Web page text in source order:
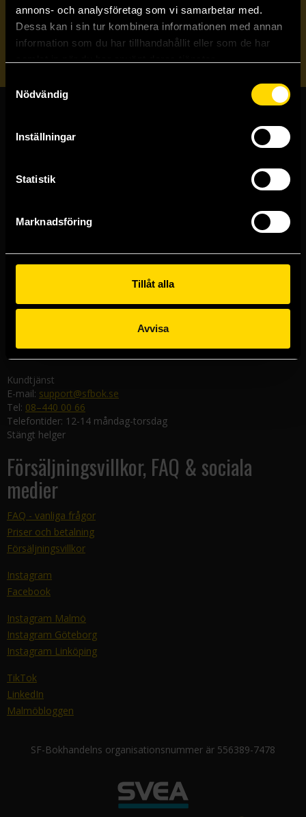
annons- och analysföretag som vi samarbetar med.
Dessa kan i sin tur kombinera informationen med annan
information som du har tillhandahållit eller som de har
Nödvändig
Inställningar
Statistik
Marknadsföring
Tillåt alla
Avvisa
Veckobrevet
Skicka
Butiker & kundtjänst
Västerlånggatan 48
Göteborgsbutiken
Kungsgatan 19
Malmöbutiken
582 19 Linköping
Kundtjänst
E-mail: support@sfbok.se
Tel: 08–440 00 66
Telefontider: 12-14 måndag-torsdag
Stängt helger
Försäljningsvillkor, FAQ & sociala
medier
FAQ - vanliga frågor
Priser och betalning
Försäljningsvillkor
Instagram
Facebook
Instagram Malmö
Instagram Göteborg
Instagram Linköping
TikTok
LinkedIn
Malmöbloggen
SF-Bokhandelns organisationsnummer är 556389-7478